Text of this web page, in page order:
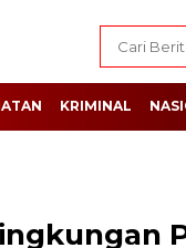
KRIMINAL